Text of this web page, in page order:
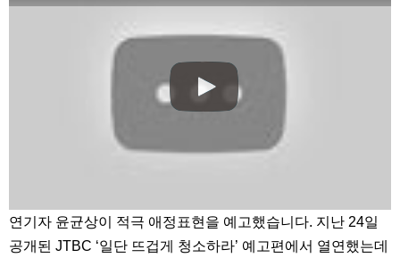
연기자 윤균상이 적극 애정표현을 예고했습니다. 지난 24일
공개된 JTBC ‘일단 뜨겁게 청소하라’ 예고편에서 열연했는데